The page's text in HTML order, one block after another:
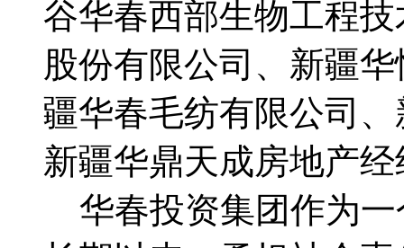
谷华春西部生物工程
股份有限公司、新疆
疆华春毛纺有限公司
新疆华鼎天成房地产
华春投资集团作为一